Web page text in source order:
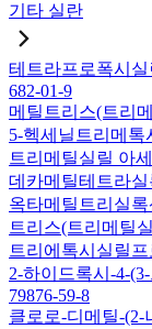
기타 실란
테트라프로폭시
682-01-9
메틸트리스(트리
5-헥세닐트리메톡
트리메틸실릴 아
데카메틸테트라실
옥타메틸트리실록
트리스(트리메틸
트리에톡시실릴
2-하이드록시-4-
79876-59-8
클로로-디메틸-(2-